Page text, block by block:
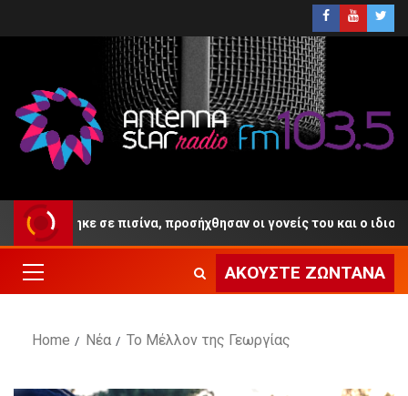
σε πισίνα, προσήχθησαν οι γονείς του και ο
ΑΚΟΎΣΤΕ ΖΩΝΤΑΝΆ
Home Νέα Το Μέλλον της Γεωργίας